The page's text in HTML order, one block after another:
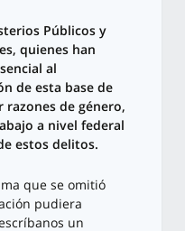
Públicos y
quienes han
al
de esta base de
de género,
a nivel federal
estos delitos.
que se omitió
pudiera
un